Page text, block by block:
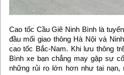
Cao tốc Cầu Giẽ Ninh Bình là
đầu mối giao thông Hà Nội và
cao tốc Bắc-Nam. Khi lưu thông
Bình xe bạn chẳng may gặp sự
những rủi ro lớn hơn như tai nạn,